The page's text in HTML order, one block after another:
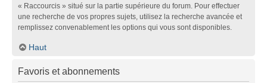
« Raccourcis » situé sur la partie supérieure du forum. Pour effectuer
une recherche de vos propres sujets, utilisez la recherche avancée et
remplissez convenablement les options qui vous sont disponibles.
Haut
Favoris et abonnements